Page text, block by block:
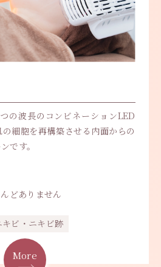
の波長のコンビネーションLED
細胞を再構築させる内面からの
です。
どありません
キビ・ニキビ跡
More